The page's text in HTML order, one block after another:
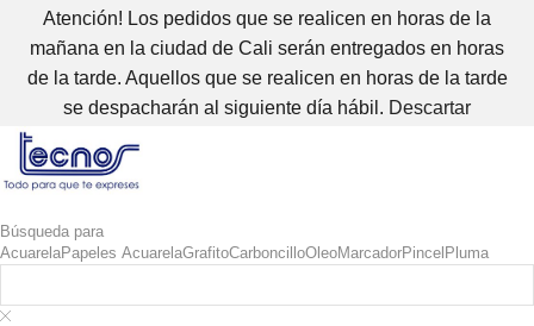
Atención! Los pedidos que se realicen en horas de la
mañana en la ciudad de Cali serán entregados en horas
de la tarde. Aquellos que se realicen en horas de la tarde
se despacharán al siguiente día hábil. Descartar
Búsqueda para
AcuarelaPapeles AcuarelaGrafitoCarboncilloOleoMarcadorPincel Pluma